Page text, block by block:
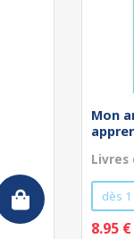
Mon
Livres
dès 1
8.95 €